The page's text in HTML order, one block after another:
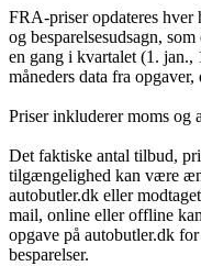
FRA-priser opdateres
og besparelsesudsagn,
en gang i kvartalet (1. jan.,
måneders data fra
Priser inkluderer moms og
Det faktiske antal tilbud,
tilgængelighed kan være
autobutler.dk eller
mail, online eller offline
opgave på autobutler.dk
besparelser.